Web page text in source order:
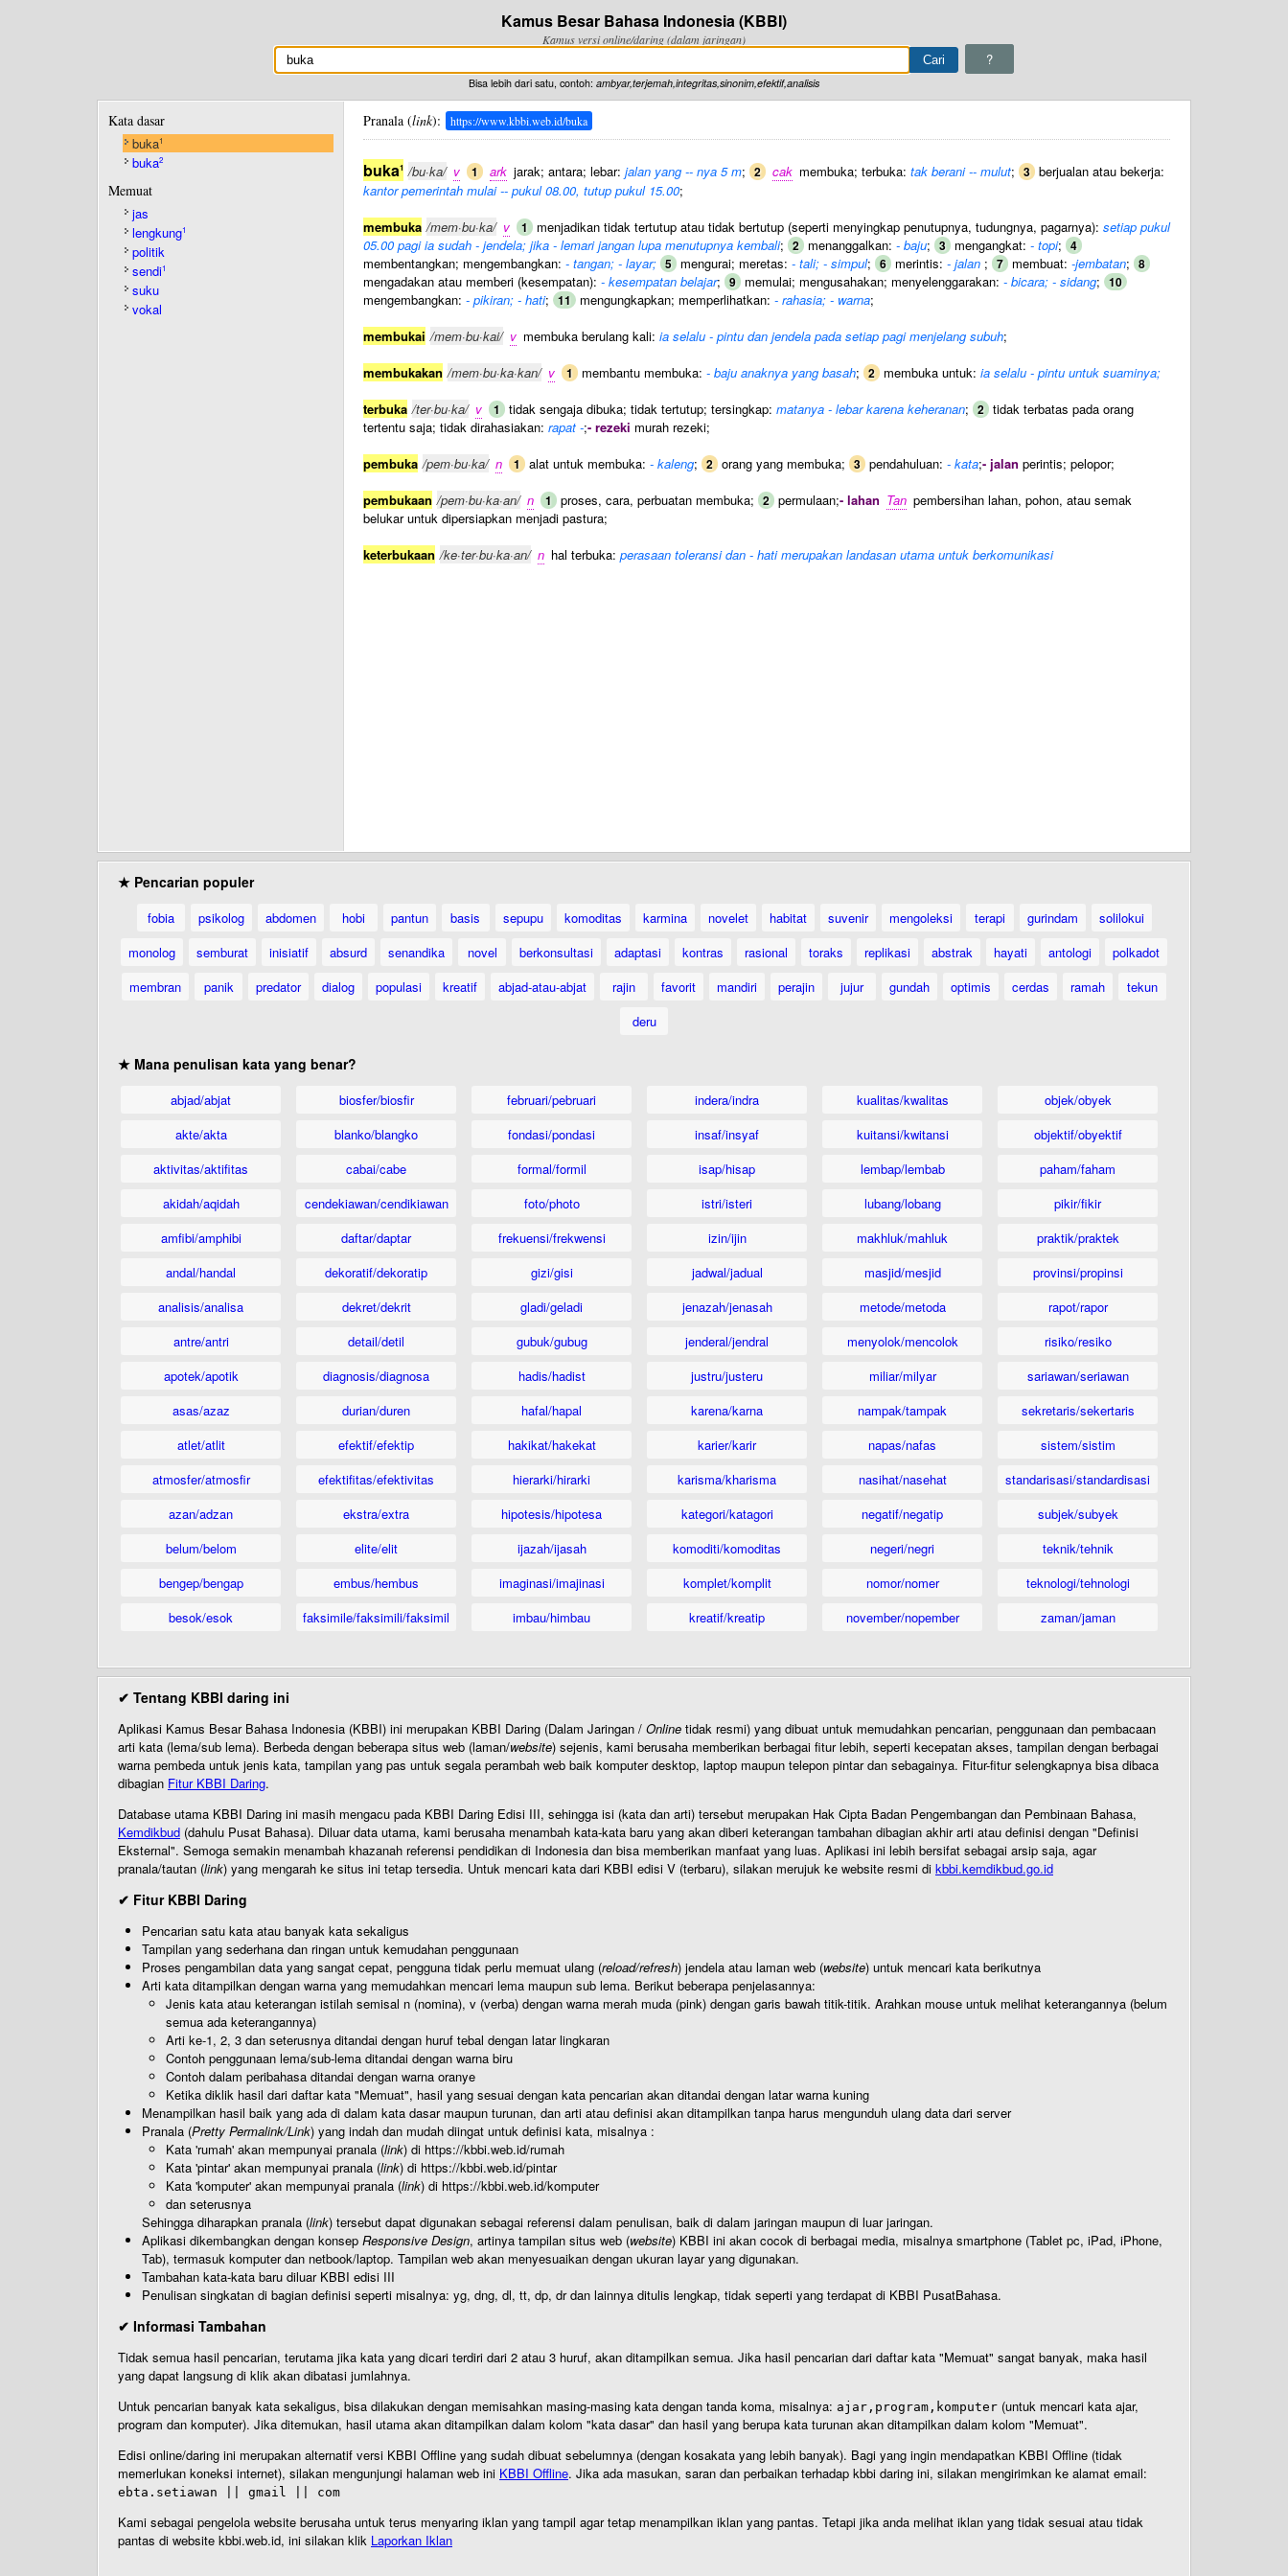
Kamus Besar Bahasa Indonesia (KBBI)
Kamus versi online/daring (dalam jaringan)
?
Bisa lebih dari satu, contoh: ambyar,terjemah,integritas,sinonim,efektif,analisis
Kata dasar
buka1
buka2
Memuat
jas
lengkung1
politik
sendi1
suku
vokal
Pranala (link): https://www.kbbi.web.id/buka
buka1 /bu·ka/ v 1 ark jarak; antara; lebar: jalan yang -- nya 5 m; 2 cak membuka; terbuka: tak berani -- mulut; 3 berjualan atau bekerja:
kantor pemerintah mulai -- pukul 08.00, tutup pukul 15.00;
membuka /mem·bu·ka/ v 1 menjadikan tidak tertutup atau tidak bertutup (seperti menyingkap penutupnya, tudungnya, pagarnya): setiap pukul
05.00 pagi ia sudah - jendela; jika - lemari jangan lupa menutupnya kembali; 2 menanggalkan: - baju; 3 mengangkat: - topi; 4
membentangkan; mengembangkan: - tangan; - layar; 5 mengurai; meretas: - tali; - simpul; 6 merintis: - jalan ; 7 membuat: -jembatan; 8
mengadakan atau memberi (kesempatan): - kesempatan belajar; 9 memulai; mengusahakan; menyelenggarakan: - bicara; - sidang; 10
mengembangkan: - pikiran; - hati; 11 mengungkapkan; memperlihatkan: - rahasia; - warna;
membukai /mem·bu·kai/ v membuka berulang kali: ia selalu - pintu dan jendela pada setiap pagi menjelang subuh;
membukakan /mem·bu·ka·kan/ v 1 membantu membuka: - baju anaknya yang basah; 2 membuka untuk: ia selalu - pintu untuk suaminya;
terbuka /ter·bu·ka/ v 1 tidak sengaja dibuka; tidak tertutup; tersingkap: matanya - lebar karena keheranan; 2 tidak terbatas pada orang
tertentu saja; tidak dirahasiakan: rapat -;- rezeki murah rezeki;
pembuka /pem·bu·ka/ n 1 alat untuk membuka: - kaleng; 2 orang yang membuka; 3 pendahuluan: - kata;- jalan perintis; pelopor;
pembukaan /pem·bu·ka·an/ n 1 proses, cara, perbuatan membuka; 2 permulaan;- lahan Tan pembersihan lahan, pohon, atau semak
belukar untuk dipersiapkan menjadi pastura;
keterbukaan /ke·ter·bu·ka·an/ n hal terbuka: perasaan toleransi dan - hati merupakan landasan utama untuk berkomunikasi
★ Pencarian populer
fobia psikolog abdomen hobi pantun basis sepupu komoditas karmina novelet habitat suvenir mengoleksi terapi gurindam
solilokui
monolog
semburat inisiatif absurd senandika novel berkonsultasi adaptasi kontras rasional toraks replikasi abstrak hayati antologi
polkadot
membran
panik predator dialog populasi kreatif abjad-atau-abjat rajin favorit mandiri perajin jujur gundah optimis cerdas ramah
tekun
deru
★ Mana penulisan kata yang benar?
abjad/abjat
akte/akta
aktivitas/aktifitas
akidah/aqidah
amfibi/amphibi
andal/handal
analisis/analisa
antre/antri
apotek/apotik
asas/azaz
atlet/atlit
atmosfer/atmosfir
azan/adzan
belum/belom
bengep/bengap
besok/esok
biosfer/biosfir
blanko/blangko
cabai/cabe
cendekiawan/cendikiawan
daftar/daptar
dekoratif/dekoratip
dekret/dekrit
detail/detil
diagnosis/diagnosa
durian/duren
efektif/efektip
efektifitas/efektivitas
ekstra/extra
elite/elit
embus/hembus
faksimile/faksimili/faksimil
februari/pebruari
fondasi/pondasi
formal/formil
foto/photo
frekuensi/frekwensi
gizi/gisi
gladi/geladi
gubuk/gubug
hadis/hadist
hafal/hapal
hakikat/hakekat
hierarki/hirarki
hipotesis/hipotesa
ijazah/ijasah
imaginasi/imajinasi
imbau/himbau
indera/indra
insaf/insyaf
isap/hisap
istri/isteri
izin/ijin
jadwal/jadual
jenazah/jenasah
jenderal/jendral
justru/justeru
karena/karna
karier/karir
karisma/kharisma
kategori/katagori
komoditi/komoditas
komplet/komplit
kreatif/kreatip
kualitas/kwalitas
kuitansi/kwitansi
lembap/lembab
lubang/lobang
makhluk/mahluk
masjid/mesjid
metode/metoda
menyolok/mencolok
miliar/milyar
nampak/tampak
napas/nafas
nasihat/nasehat
negatif/negatip
negeri/negri
nomor/nomer
november/nopember
objek/obyek
objektif/obyektif
paham/faham
pikir/fikir
praktik/praktek
provinsi/propinsi
rapot/rapor
risiko/resiko
sariawan/seriawan
sekretaris/sekertaris
sistem/sistim
standarisasi/standardisasi
subjek/subyek
teknik/tehnik
teknologi/tehnologi
zaman/jaman
✔ Tentang KBBI daring ini
Aplikasi Kamus Besar Bahasa Indonesia (KBBI) ini merupakan KBBI Daring (Dalam Jaringan / Online tidak resmi) yang dibuat untuk memudahkan pencarian, penggunaan dan pembacaan
arti kata (lema/sub lema). Berbeda dengan beberapa situs web (laman/website) sejenis, kami berusaha memberikan berbagai fitur lebih, seperti kecepatan akses, tampilan dengan berbagai
warna pembeda untuk jenis kata, tampilan yang pas untuk segala perambah web baik komputer desktop, laptop maupun telepon pintar dan sebagainya. Fitur-fitur selengkapnya bisa dibaca
dibagian Fitur KBBI Daring.
Database utama KBBI Daring ini masih mengacu pada KBBI Daring Edisi III, sehingga isi (kata dan arti) tersebut merupakan Hak Cipta Badan Pengembangan dan Pembinaan Bahasa,
Kemdikbud (dahulu Pusat Bahasa). Diluar data utama, kami berusaha menambah kata-kata baru yang akan diberi keterangan tambahan dibagian akhir arti atau definisi dengan "Definisi
Eksternal". Semoga semakin menambah khazanah referensi pendidikan di Indonesia dan bisa memberikan manfaat yang luas. Aplikasi ini lebih bersifat sebagai arsip saja, agar
pranala/tautan (link) yang mengarah ke situs ini tetap tersedia. Untuk mencari kata dari KBBI edisi V (terbaru), silakan merujuk ke website resmi di kbbi.kemdikbud.go.id
✔ Fitur KBBI Daring
Pencarian satu kata atau banyak kata sekaligus
Tampilan yang sederhana dan ringan untuk kemudahan penggunaan
Proses pengambilan data yang sangat cepat, pengguna tidak perlu memuat ulang (reload/refresh) jendela atau laman web (website) untuk mencari kata berikutnya
Arti kata ditampilkan dengan warna yang memudahkan mencari lema maupun sub lema. Berikut beberapa penjelasannya:
Jenis kata atau keterangan istilah semisal n (nomina), v (verba) dengan warna merah muda (pink) dengan garis bawah titik-titik. Arahkan mouse untuk melihat keterangannya (belum
semua ada keterangannya)
Arti ke-1, 2, 3 dan seterusnya ditandai dengan huruf tebal dengan latar lingkaran
Contoh penggunaan lema/sub-lema ditandai dengan warna biru
Contoh dalam peribahasa ditandai dengan warna oranye
Ketika diklik hasil dari daftar kata "Memuat", hasil yang sesuai dengan kata pencarian akan ditandai dengan latar warna kuning
Menampilkan hasil baik yang ada di dalam kata dasar maupun turunan, dan arti atau definisi akan ditampilkan tanpa harus mengunduh ulang data dari server
Pranala (Pretty Permalink/Link) yang indah dan mudah diingat untuk definisi kata, misalnya :
Kata 'rumah' akan mempunyai pranala (link) di https://kbbi.web.id/rumah
Kata 'pintar' akan mempunyai pranala (link) di https://kbbi.web.id/pintar
Kata 'komputer' akan mempunyai pranala (link) di https://kbbi.web.id/komputer
dan seterusnya
Sehingga diharapkan pranala (link) tersebut dapat digunakan sebagai referensi dalam penulisan, baik di dalam jaringan maupun di luar jaringan.
Aplikasi dikembangkan dengan konsep Responsive Design, artinya tampilan situs web (website) KBBI ini akan cocok di berbagai media, misalnya smartphone (Tablet pc, iPad, iPhone,
Tab), termasuk komputer dan netbook/laptop. Tampilan web akan menyesuaikan dengan ukuran layar yang digunakan.
Tambahan kata-kata baru diluar KBBI edisi III
Penulisan singkatan di bagian definisi seperti misalnya: yg, dng, dl, tt, dp, dr dan lainnya ditulis lengkap, tidak seperti yang terdapat di KBBI PusatBahasa.
✔ Informasi Tambahan
Tidak semua hasil pencarian, terutama jika kata yang dicari terdiri dari 2 atau 3 huruf, akan ditampilkan semua. Jika hasil pencarian dari daftar kata "Memuat" sangat banyak, maka hasil
yang dapat langsung di klik akan dibatasi jumlahnya.
Untuk pencarian banyak kata sekaligus, bisa dilakukan dengan memisahkan masing-masing kata dengan tanda koma, misalnya: ajar,program,komputer (untuk mencari kata ajar,
program dan komputer). Jika ditemukan, hasil utama akan ditampilkan dalam kolom "kata dasar" dan hasil yang berupa kata turunan akan ditampilkan dalam kolom "Memuat".
Edisi online/daring ini merupakan alternatif versi KBBI Offline yang sudah dibuat sebelumnya (dengan kosakata yang lebih banyak). Bagi yang ingin mendapatkan KBBI Offline (tidak
memerlukan koneksi internet), silakan mengunjungi halaman web ini KBBI Offline. Jika ada masukan, saran dan perbaikan terhadap kbbi daring ini, silakan mengirimkan ke alamat email:
ebta.setiawan || gmail || com
Kami sebagai pengelola website berusaha untuk terus menyaring iklan yang tampil agar tetap menampilkan iklan yang pantas. Tetapi jika anda melihat iklan yang tidak sesuai atau tidak
pantas di website kbbi.web.id, ini silakan klik Laporkan Iklan